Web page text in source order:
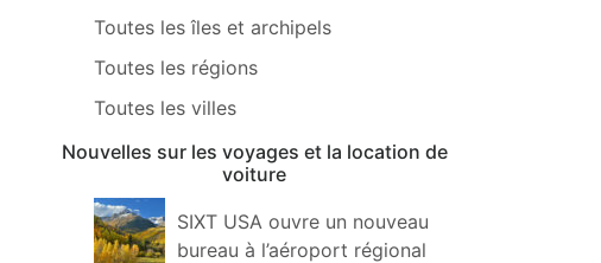
Toutes les îles et archipels
Toutes les régions
Toutes les villes
Nouvelles sur les voyages et la location de
voiture
SIXT USA ouvre un nouveau
bureau à l’aéroport régional